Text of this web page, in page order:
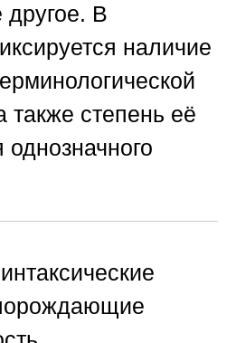
другое. В
наличие
также степень её